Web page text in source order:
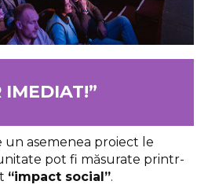
IMEDIAT!”
un asemenea proiect le
pot fi măsurate printr-
“impact social”.